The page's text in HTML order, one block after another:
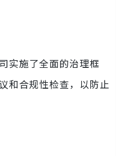
实施了全面的治理框
和合规性检查，以防止